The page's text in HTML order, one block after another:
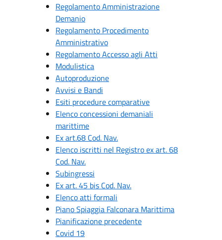
Regolamento Amministrazione
Demanio
Regolamento Procedimento
Amministrativo
Regolamento Accesso agli Atti
Modulistica
Autoproduzione
Avvisi e Bandi
Esiti procedure comparative
Elenco concessioni demaniali
marittime
Ex art.68 Cod. Nav.
Elenco iscritti nel Registro ex art. 68
Cod. Nav.
Subingressi
Ex art. 45 bis Cod. Nav.
Elenco atti formali
Piano Spiaggia Falconara Marittima
Pianificazione precedente
Covid 19